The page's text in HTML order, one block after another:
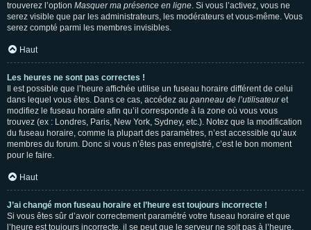
trouverez l’option Masquer ma présence en ligne. Si vous l’activez, vous ne
serez visible que par les administrateurs, les modérateurs et vous-même. Vous
serez compté parmi les membres invisibles.
Haut
Les heures ne sont pas correctes !
Il est possible que l’heure affichée utilise un fuseau horaire différent de celui
dans lequel vous êtes. Dans ce cas, accédez au panneau de l’utilisateuret
modifiez le fuseau horaire afin qu’il corresponde à la zone où vous vous
trouvez (ex : Londres, Paris, New York, Sydney, etc.). Notez que la modification
du fuseau horaire, comme la plupart des paramètres, n’est accessible qu’aux
membres du forum. Donc si vous n’êtes pas enregistré, c’est le bon moment
pour le faire.
Haut
J’ai changé mon fuseau horaire et l’heure est toujours incorrecte !
Si vous êtes sûr d’avoir correctement paramétré votre fuseau horaire et que
l’heure est toujours incorrecte, il se peut que le serveur ne soit pas à l’heure.